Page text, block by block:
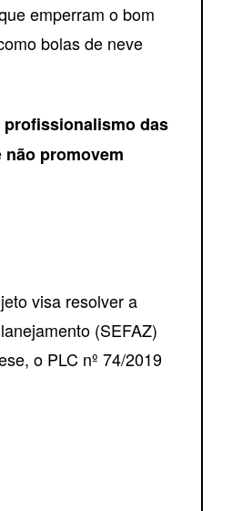
emperram o bom
bolas de neve
das
não promovem
visa resolver a
(SEFAZ)
o PLC nº 74/2019